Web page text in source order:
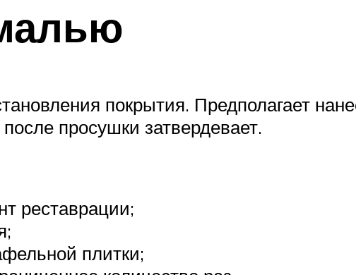
покрытия. Предполагает
просушки затвердевает.
реставрации;
плитки;